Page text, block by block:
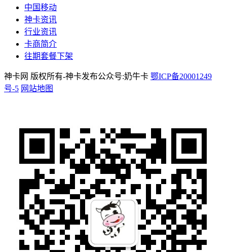
中国移动
神卡资讯
行业资讯
卡商简介
往期套餐下架
神卡网 版权所有-神卡发布公众号:奶牛卡 鄂ICP备20001249
号-5 网站地图